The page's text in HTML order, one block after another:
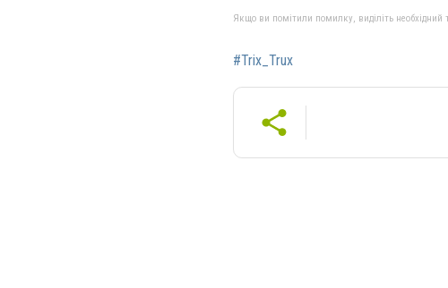
Якщо ви помітили помилку, виділіть необхідний
#Trix_Trux